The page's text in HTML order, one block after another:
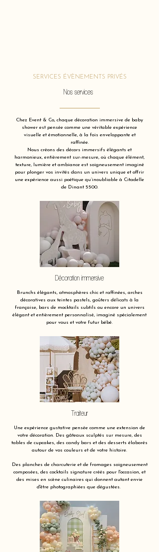
SERVICES ÉVÈNEMENTS PRIVÉS
Nos services
Chez Event & Co, chaque décoration immersive de baby
shower est pensée comme une véritable expérience
visuelle et émotionnelle, à la fois enveloppante et
raffinée.
Nous créons des décors immersifs élégants et
harmonieux, entièrement sur-mesure, où chaque élément,
texture, lumière et ambiance est soigneusement imaginé
pour plonger vos invités dans un univers unique et offrir
une expérience aussi poétique qu’inoubliable à Citadelle
de Dinant 5500.
Décoration immersive
Brunchs élégants, atmosphères chic et raffinées, arches
décoratives aux teintes pastels, goûters délicats à la
française, bars de mocktails subtils ou encore un univers
élégant et entièrement personnalisé, imaginé spécialement
pour vous et votre futur bébé.
Traiteur
Une expérience gustative pensée comme une extension de
votre décoration. Des gâteaux sculptés sur mesure, des
tables de cupcakes, des candy bars et des desserts élaborés
autour de vos couleurs et de votre histoire.
Des planches de charcuterie et de fromages soigneusement
composées, des cocktails signature créés pour l'occasion, et
des mises en scène culinaires qui donnent autant envie
d'être photographiées que dégustées.